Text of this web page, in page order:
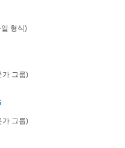
형식)
가 그룹)
가 그룹)